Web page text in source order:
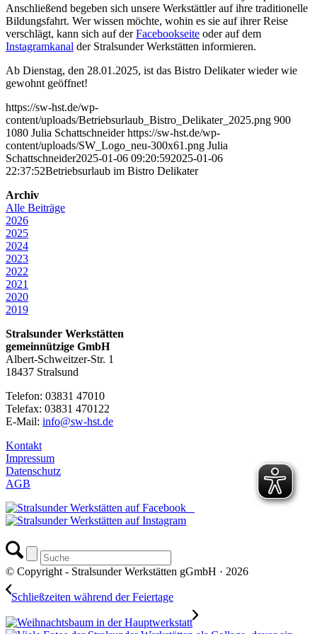
Anschließend begeben sich unsere Werkstättler auf ihre traditionelle
Bildungsfahrt. Wer wissen möchte, wohin es sie auf ihrer Reise
verschlägt, kann sich auf derFacebookseite oder auf dem
Instagramkanal der Stralsunder Werkstätten informieren.
Ab Dienstag, den 28.01.2025, ist das Bistro Delikater wieder wie
gewohnt geöffnet!
https://sw-hst.de/wp-
content/uploads/Betriebsurlaub_Bistro_Delikater_2025.png 900
1080 Julia Schattschneider https://sw-hst.de/wp-
content/uploads/SW_Logo_neu-300x61.png Julia
Schattschneider2025-01-06 09:20:592025-01-06
22:37:52Betriebsurlaub im Bistro Delikater
Archiv
Alle Beiträge
2026
2025
2024
2023
2022
2021
2020
2019
Stralsunder Werkstätten
gemeinnützige GmbH
Albert-Schweitzer-Str. 1
18437 Stralsund
Telefon: 03831 47010
Telefax: 03831 470122
E-Mail: info@sw-hst.de
Kontakt
Impressum
Datenschutz
AGB
© Copyright - Stralsunder Werkstätten gGmbH · 2026
Schließzeiten während der Feiertage